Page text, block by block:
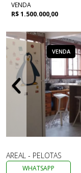
VENDA
R$ 1.500.000,00
VENDA
AREAL - PELOTAS
WHATSAPP